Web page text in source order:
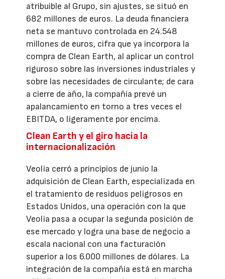
atribuible al Grupo, sin ajustes, se situó en
682 millones de euros. La deuda financiera
neta se mantuvo controlada en 24.548
millones de euros, cifra que ya incorpora la
compra de Clean Earth, al aplicar un control
riguroso sobre las inversiones industriales y
sobre las necesidades de circulante; de cara
a cierre de año, la compañía prevé un
apalancamiento en torno a tres veces el
EBITDA, o ligeramente por encima.
Clean Earth y el giro hacia la
internacionalización
Veolia cerró a principios de junio la
adquisición de Clean Earth, especializada en
el tratamiento de residuos peligrosos en
Estados Unidos, una operación con la que
Veolia pasa a ocupar la segunda posición de
ese mercado y logra una base de negocio a
escala nacional con una facturación
superior a los 6.000 millones de dólares. La
integración de la compañía está en marcha